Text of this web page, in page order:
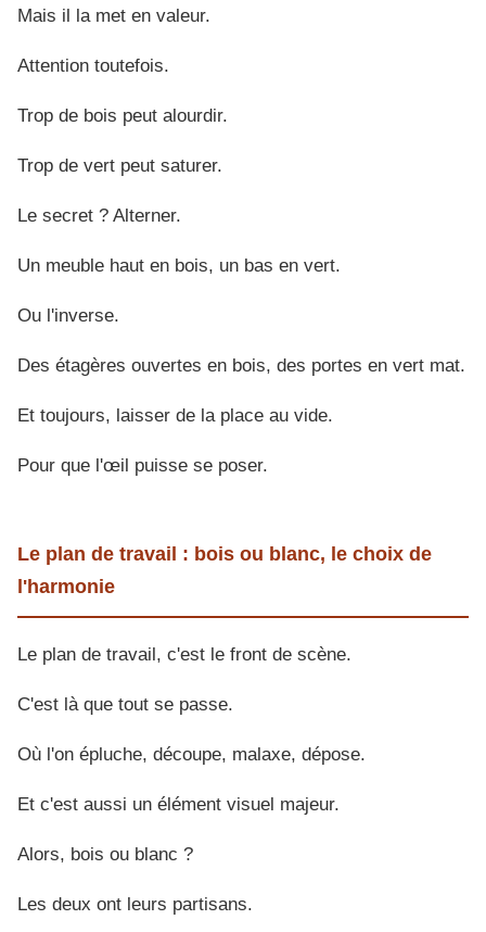
Mais il la met en valeur.
Attention toutefois.
Trop de bois peut alourdir.
Trop de vert peut saturer.
Le secret ? Alterner.
Un meuble haut en bois, un bas en vert.
Ou l'inverse.
Des étagères ouvertes en bois, des portes en vert mat.
Et toujours, laisser de la place au vide.
Pour que l'œil puisse se poser.
Le plan de travail : bois ou blanc, le choix de
l'harmonie
Le plan de travail, c'est le front de scène.
C'est là que tout se passe.
Où l'on épluche, découpe, malaxe, dépose.
Et c'est aussi un élément visuel majeur.
Alors, bois ou blanc ?
Les deux ont leurs partisans.